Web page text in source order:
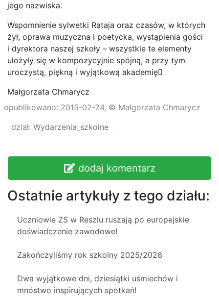
jego nazwiska.
Wspomnienie sylwetki Rataja oraz czasów, w których
żył, oprawa muzyczna i poetycka, wystąpienia gości
i dyrektora naszej szkoły – wszystkie te elementy
ułożyły się w kompozycyjnie spójną, a przy tym
uroczystą, piękną i wyjątkową akademię
Małgorzata Chmarycz
opublikowano: 2015-02-24, © Małgorzata Chmarycz
dział: Wydarzenia_szkolne
dodaj komentarz
Ostatnie artykuły z tego działu:
Uczniowie ZS w Reszlu ruszają po europejskie
doświadczenie zawodowe!
Zakończyliśmy rok szkolny 2025/2026
Dwa wyjątkowe dni, dziesiątki uśmiechów i
mnóstwo inspirujących spotkań!